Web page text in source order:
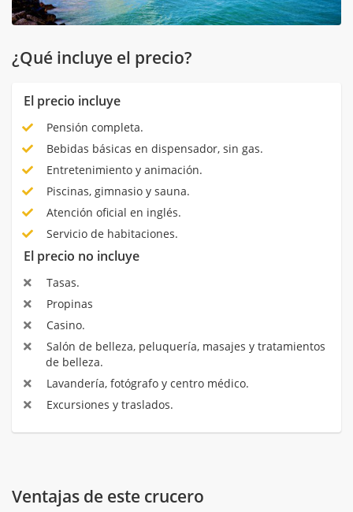
¿Qué incluye el precio?
El precio incluye
Pensión completa.
Bebidas básicas en dispensador, sin gas.
Entretenimiento y animación.
Piscinas, gimnasio y sauna.
Atención oficial en inglés.
Servicio de habitaciones.
El precio no incluye
Tasas.
Propinas
Casino.
Salón de belleza, peluquería, masajes y tratamientos
de belleza.
Lavandería, fotógrafo y centro médico.
Excursiones y traslados.
Ventajas de este crucero